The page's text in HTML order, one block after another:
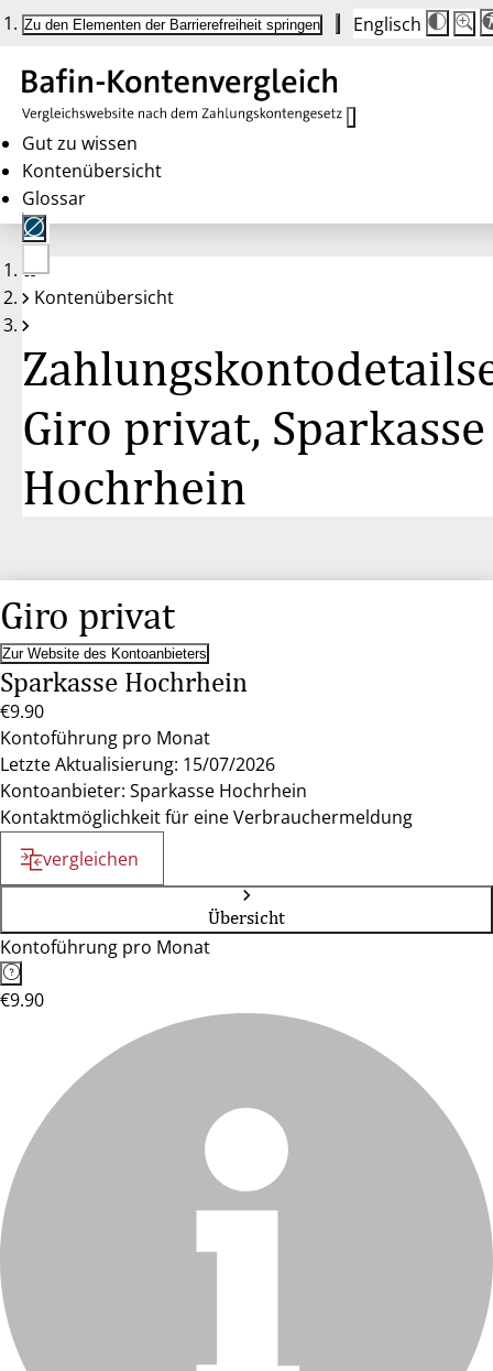
Zu den Elementen der Barrierefreiheit springen Englisch
Die
auf
100%
100%
Gut zu wissen
Kontenübersicht
Glossar
Keine
Konten
Kontenübersicht
Giro privat, Sparkasse
Hochrhein
Giro privat
Zur Website des Kontoanbieters
Sparkasse Hochrhein
€9.90
Kontoführung pro Monat
Letzte Aktualisierung: 15/07/2026
Kontoanbieter: Sparkasse Hochrhein
Kontaktmöglichkeit für eine Verbrauchermeldung
vergleichen
Übersicht
Kontoführung pro Monat
€9.90